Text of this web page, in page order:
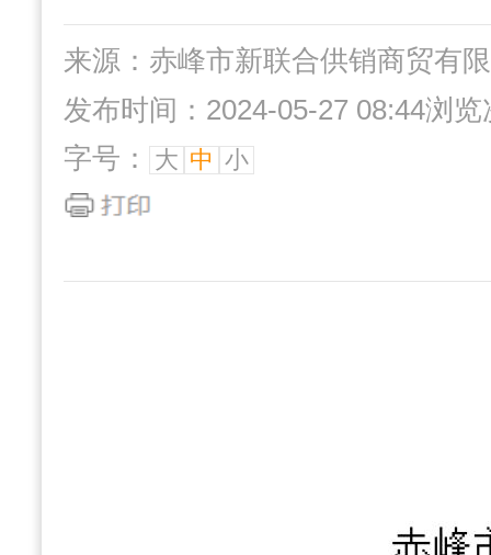
来源：赤峰市新联合供销商贸有
发布时间：2024-05-27 08:44浏览
字号：
大 中 小